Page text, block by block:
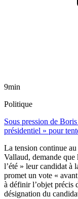
9min
Politique
Sous pression de
présidentiel » pour
La tension continue
Vallaud, demande que
l’été » leur candidat à
promet un vote «
à définir l’objet précis
désignation du